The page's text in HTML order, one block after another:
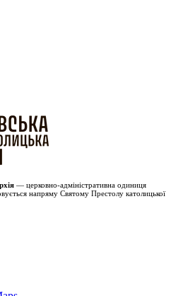
— церковно-адміністративна одиниця
напряму Святому Престолу католицької